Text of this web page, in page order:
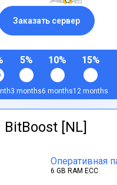
Заказать сервер
5%
3 months
10%
6 months
15%
12 months
BitBoost [NL]
Оперативная
6 GB RAM ECC